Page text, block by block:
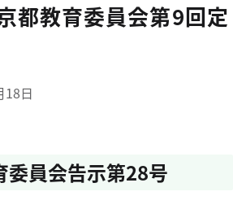
都教育委員会第9回定
18日
委員会告示第28号